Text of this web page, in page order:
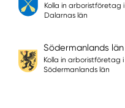
Kolla in arboristföretag i
Dalarnas län
Södermanlands län
Kolla in arboristföretag i
Södermanlands län